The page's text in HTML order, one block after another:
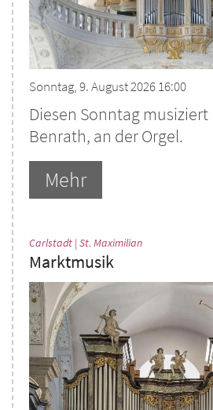
Sonntag, 9. August 2026 16:00
Diesen Sonntag
Benrath, an der Orgel.
Mehr
Carlstadt | St. Maximilian:
Marktmusik